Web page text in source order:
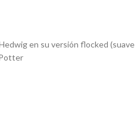
en su versión flocked (suave